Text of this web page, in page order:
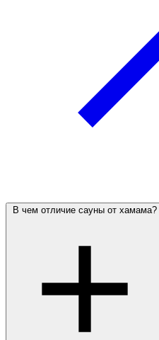
В чем отличие сауны от хамама?